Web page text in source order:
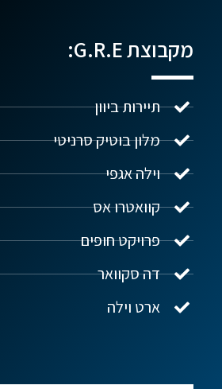
מקבוצת G.R.E:
תיירות ביוון
מלון בוטיק סרניטי
וילה אגפי
קוואטרו אס
פרויקט חופים
דה סקוואר
ארט וילה
נדל"ן ביוון G.R.E
שלום! איך אפשר לעזור?